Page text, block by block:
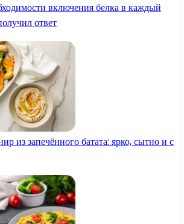
включения белка в каждый
ответ
из запечённого батата: ярко, сытно и с